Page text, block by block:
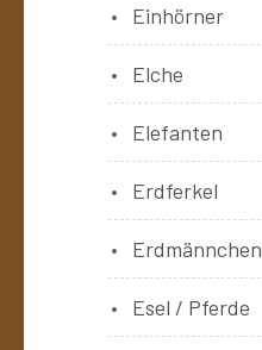
Einhörner
Elche
Elefanten
Erdferkel
Erdmännchen
Esel / Pferde